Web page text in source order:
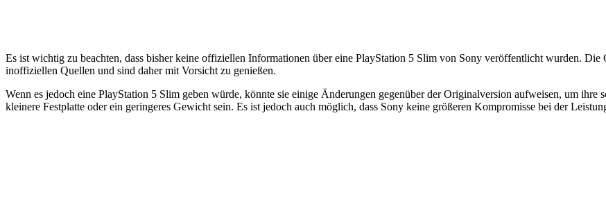
Es ist wichtig zu beachten, dass bisher keine offiziellen Informationen über eine PlayStation 5 Slim von Sony veröffentlicht wurden. Die
inoffiziellen Quellen und sind daher mit Vorsicht zu genießen.
Wenn es jedoch eine PlayStation 5 Slim geben würde, könnte sie einige Änderungen gegenüber der Originalversion aufweisen, um
kleinere Festplatte oder ein geringeres Gewicht sein. Es ist jedoch auch möglich, dass Sony keine größeren Kompromisse bei der